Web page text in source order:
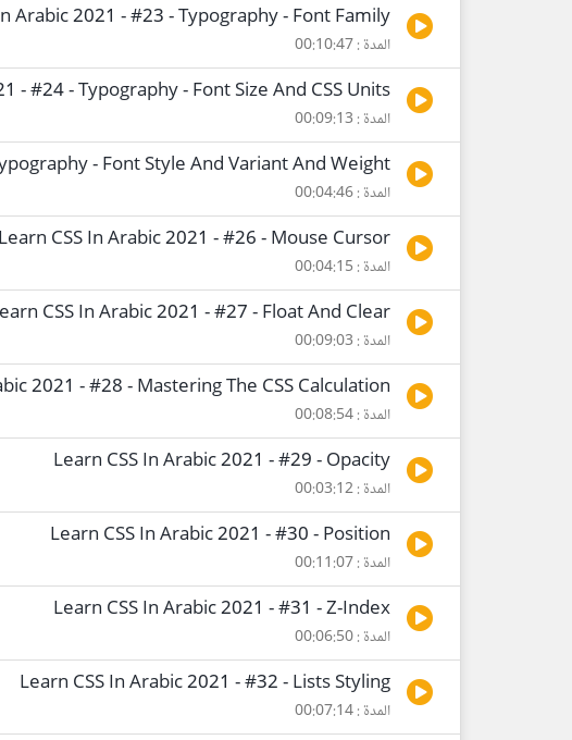
Arabic 2021 - #23 - Typography - Font Family
المدة : 00:10:47
- #24 - Typography - Font Size And CSS Units
المدة : 00:09:13
- Font Style And Variant And Weight
المدة : 00:04:46
Learn CSS In Arabic 2021 - #26 - Mouse Cursor
المدة : 00:04:15
CSS In Arabic 2021 - #27 - Float And Clear
المدة : 00:09:03
2021 - #28 - Mastering The CSS Calculation
المدة : 00:08:54
Learn CSS In Arabic 2021 - #29 - Opacity
المدة : 00:03:12
Learn CSS In Arabic 2021 - #30 - Position
المدة : 00:11:07
Learn CSS In Arabic 2021 - #31 - Z-Index
المدة : 00:06:50
Learn CSS In Arabic 2021 - #32 - Lists Styling
المدة : 00:07:14